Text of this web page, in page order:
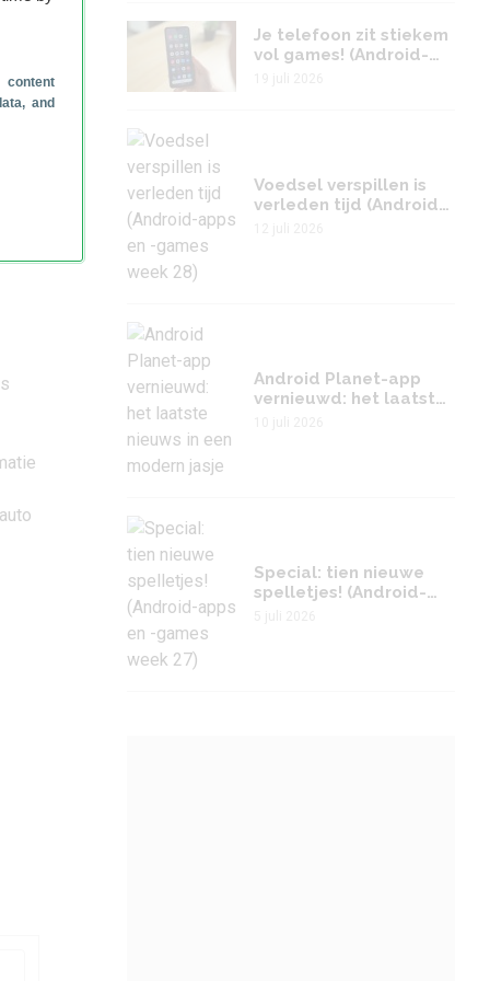
and
de
Je telefoon zit stiekem
vol games! (Android-
Voedsel verspillen is
verleden tijd (Android-
Android Planet-app
vernieuwd: het laatste
Special: tien nieuwe
spelletjes! (Android-